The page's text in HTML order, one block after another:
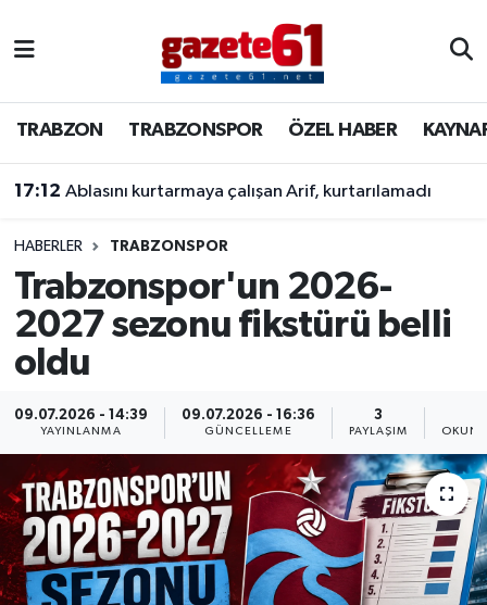
TRABZON TRABZONSPOR ÖZEL HABER
17:12 Ablasını kurtarmaya çalışan Arif, kurtarılamadı
HABERLER TRABZONSPOR
Trabzonspor'un 2026-
2027 sezonu fikstürü belli
oldu
09.07.2026 - 14:39
YAYINLANMA
09.07.2026 - 16:36
GÜNCELLEME
3
PAYLAŞIM
TRABZONSPOR
ÖZEL HABER
KAYNAR KAZAN
SİYASET
GÜNDEM
Trabzon Nöbetçi Eczaneler
Trabzon Hava Durumu
Trabzon Namaz Vakitleri
Trabzon Trafik Yoğunluk Haritası
Süper Lig Puan Durumu ve Fikstür
Tüm Manşetler
Son Dakika Haberleri
Haber Arşivi